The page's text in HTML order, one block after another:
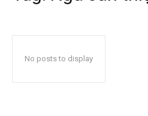
No posts to display